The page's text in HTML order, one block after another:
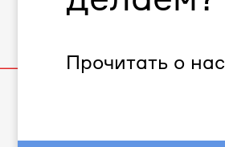
Прочитать о нас